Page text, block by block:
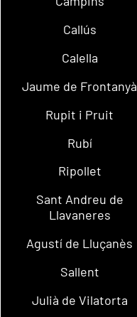
Callús
Calella
Jaume de Frontanyà
Rupit i Pruit
Rubí
Ripollet
Sant Andreu de
Llavaneres
Agustí de Lluçanès
Sallent
Julià de Vilatorta